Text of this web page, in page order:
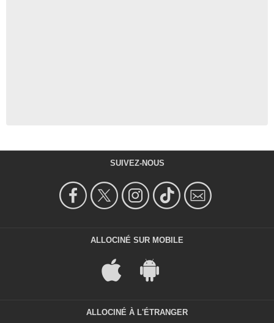
SUIVEZ-NOUS
ALLOCINÉ SUR MOBILE
ALLOCINÉ À L'ÉTRANGER